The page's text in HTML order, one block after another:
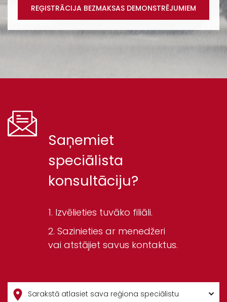
REĢISTRĀCIJA BEZMAKSAS DEMONSTRĒJUMIEM
Saņemiet
speciālista
konsultāciju?
Izvēlieties tuvāko filiāli.
Sazinieties ar menedžeri
vai atstājiet savus kontaktus.